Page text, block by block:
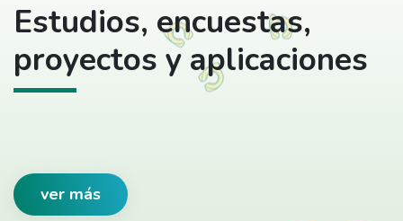
Estudios, encuestas,
proyectos y aplicaciones
ver más